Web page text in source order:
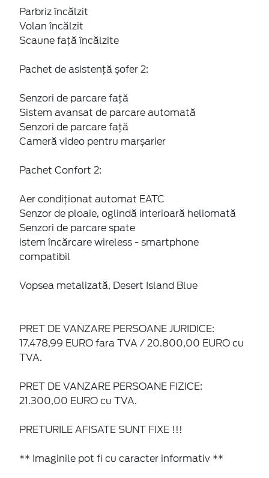
Parbriz încălzit
Volan încălzit
Scaune faţă încălzite
Pachet de asistență șofer 2:
Senzori de parcare faţă
Sistem avansat de parcare automată
Senzori de parcare faţă
Cameră video pentru marșarier
Pachet Confort 2:
Aer condiţionat automat EATC
Senzor de ploaie, oglindă interioară heliomată
Senzori de parcare spate
istem încărcare wireless - smartphone
compatibil
Vopsea metalizată, Desert Island Blue
PRET DE VANZARE PERSOANE JURIDICE:
17.478,99 EURO fara TVA / 20.800,00 EURO cu
TVA.
PRET DE VANZARE PERSOANE FIZICE:
21.300,00 EURO cu TVA.
PRETURILE AFISATE SUNT FIXE !!!
** Imaginile pot fi cu caracter informativ **